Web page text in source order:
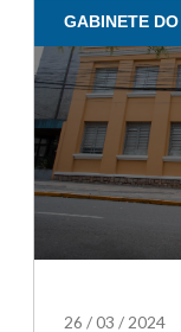
GABINETE
26 /03 / 2024